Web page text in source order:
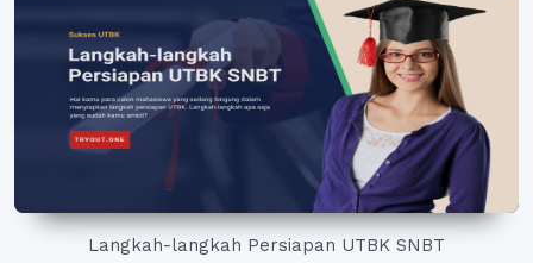
Langkah-langkah Persiapan UTBK SNBT